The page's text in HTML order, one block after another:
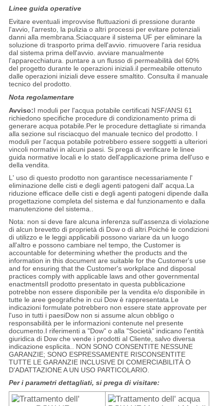
Linee guida operative
Evitare eventuali improvvise fluttuazioni di pressione durante
l'avvio, l'arresto, la pulizia o altri processi per evitare potenziali
danni alla membrana.Sciacquare il sistema UF per eliminare la
soluzione di trasporto prima dell'avvio. rimuovere l'aria residua
dal sistema prima dell'avvio. avviare manualmente
l'apparecchiatura. puntare a un flusso di permeabilità del 60%
del progetto durante le operazioni iniziali.il permeabile ottenuto
dalle operazioni iniziali deve essere smaltito. Consulta il manuale
tecnico del prodotto.
Nota regolamentare
Avviso:I moduli per l'acqua potabile certificati NSF/ANSI 61
richiedono specifiche procedure di condizionamento prima di
generare acqua potabile.Per le procedure dettagliate si rimanda
alla sezione sul risciacquo del manuale tecnico del prodotto. I
moduli per l'acqua potabile potrebbero essere soggetti a ulteriori
vincoli normativi in alcuni paesi. Si prega di verificare le linee
guida normative locali e lo stato dell'applicazione prima dell'uso e
della vendita.
L' uso di questo prodotto non garantisce necessariamente l'
eliminazione delle cisti e degli agenti patogeni dall' acqua.La
riduzione efficace delle cisti e degli agenti patogeni dipende dalla
progettazione completa del sistema e dal funzionamento e dalla
manutenzione del sistema..
Nota: non si deve fare alcuna inferenza sull'assenza di violazione
di alcun brevetto di proprietà di Dow o di altri.Poiché le condizioni
di utilizzo e le leggi applicabili possono variare da un luogo
all'altro e possono cambiare nel tempo, the Customer is
accountable for determining whether the products and the
information in this document are suitable for the Customer's use
and for ensuring that the Customer's workplace and disposal
practices comply with applicable laws and other governmental
enactmentsIl prodotto presentato in questa pubblicazione
potrebbe non essere disponibile per la vendita e/o disponibile in
tutte le aree geografiche in cui Dow è rappresentata.Le
indicazioni formulate potrebbero non essere state approvate per
l'uso in tutti i paesiDow non si assume alcun obbligo o
responsabilità per le informazioni contenute nel presente
documento.I riferimenti a "Dow" o alla "Società" indicano l'entità
giuridica di Dow che vende i prodotti al Cliente, salvo diversa
indicazione esplicita.. NON SONO CONSENTITE NESSUNE
GARANZIE; SONO ESPRESSAMENTE RISCONSENTITE
TUTTE LE GARANZIE INCLUSIVE DI COMERCIABILITÀ O
D'ADATTAZIONE A UN USO PARTICOLARIO.
Per i parametri dettagliati, si prega di visitare: